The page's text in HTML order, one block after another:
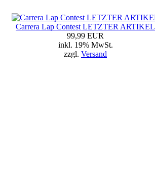
Carrera Lap Contest LETZTER ARTIKEL
99,99 EUR
inkl. 19% MwSt.
zzgl. Versand